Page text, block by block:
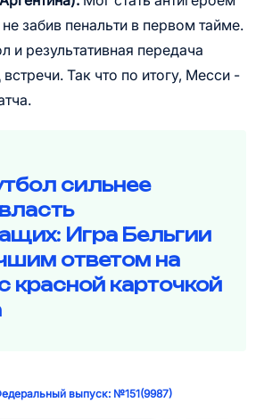
забив пенальти в первом тайме.
и результативная передача
встречи. Так что по итогу, Месси -
сильнее
Игра Бельгии
ответом на
красной карточкой
выпуск: №151(9987)